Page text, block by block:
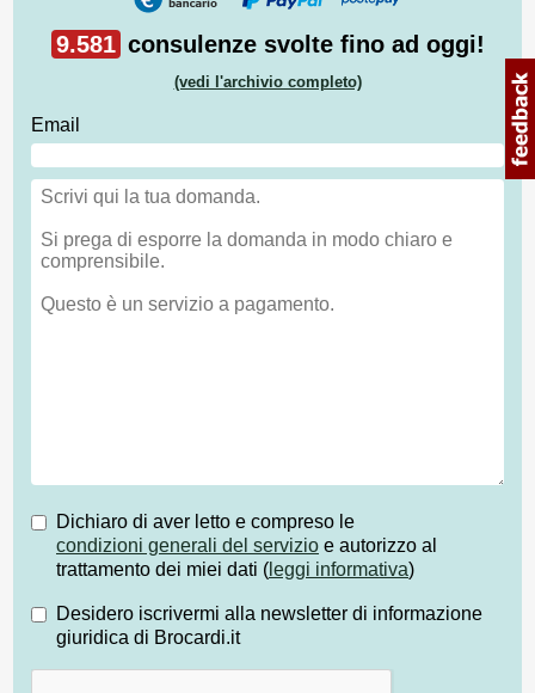
9.581 consulenze svolte fino ad oggi!
(vedi l'archivio completo)
Email
Dichiaro di aver letto e compreso le
condizioni generali del servizio e autorizzo al
trattamento dei miei dati ( leggi informativa)
Desidero iscrivermi alla newsletter di informazione
giuridica di Brocardi.it